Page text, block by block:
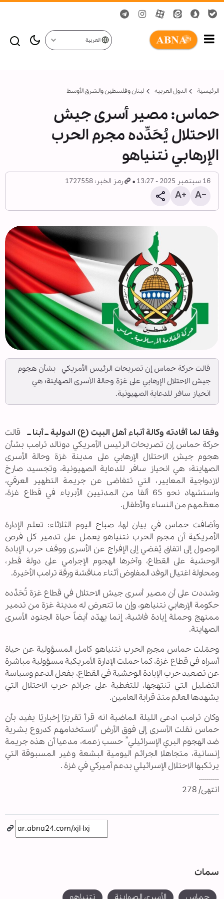
العربية
الرئيسية الدول العربیه لبنان وفلسطين والشرق الأوسط
حماس: مصير أسرى جيش
الاحتلال يُحَدِّده مجرم الحرب
الإرهابي نتنياهو
16 سبتمبر 2025 - 13:27 رمز الخبر: 1727558
قالت حركة حماس إن تصريحات الرئيس الأمريكي بشأن هجوم
جيش الاحتلال الإرهابي على غزة وحالة الأسرى الصهاينة؛ هي
انحياز سافر للدعاية الصهيونية.
وفقا لما أفادته وكالة أنباء أهل البيت (ع) الدولية ــ أبنا ــ قالت
حركة حماس إن تصريحات الرئيس الأمريكي دونالد ترامب بشأن
هجوم جيش الاحتلال الإرهابي على مدينة غزة وحالة الأسرى
الصهاينة؛ هي انحياز سافر للدعاية الصهيونية، وتجسيد صارخ
لازدواجية المعايير، التي تتغاضى عن جريمة التطهير العرقي،
واستشهاد نحو 65 ألفا من المدنيين الأبرياء في قطاع غزة،
معظمهم من النساء والأطفال.
وأضافت حماس في بيان لها، صباح اليوم الثلاثاء: تعلم الإدارة
الأمريكية أن مجرم الحرب نتنياهو يعمل على تدمير كل فرص
الوصول إلى اتفاق يُفضي إلى الإفراج عن الأسرى ووقف حرب الإبادة
الوحشية على القطاع، وآخرها الهجوم الإجرامي على دولة قطر،
ومحاولة اغتيال الوفد المفاوض أثناء مناقشة ورقة ترامب الأخيرة.
وشددت على أن مصير أسرى جيش الاحتلال في قطاع غزة تُحَدِّده
حكومة الإرهابي نتنياهو، وإن ما تتعرض له مدينة غزة من تدمير
ممنهج وحملة إبادة فاشية، إنما يهدّد أيضاً حياة الجنود الأسرى
الصهاينة.
وحمّلت حماس مجرم الحرب نتنياهو كامل المسؤولية عن حياة
أسراه في قطاع غزة، كما حملت الإدارة الأمريكية مسؤولية مباشرة
عن تصعيد حرب الإبادة الوحشية في القطاع، بفعل الدعم وسياسة
التضليل التي تنتهجها، للتغطية على جرائم حرب الاحتلال التي
يشهدها العالم منذ قرابة العامين.
وكان ترامب ادعى الليلة الماضية انه قرأ تقريرًا إخباريًا يفيد بأن
حماس نقلت الأسرى إلى فوق الأرض “لاستخدامهم كدروع بشرية
ضد الهجوم البري الإسرائيلي” حسب زعمه، مدعيا أن هذه جريمة
إنسانية، متجاهلا الجرائم اليومية البشعة وغير المسبوقة التي
يرتكبها الاحتلال الإسرائيلي بدعم أميركي في غزة .
..........
انتهى/ 278
سمات